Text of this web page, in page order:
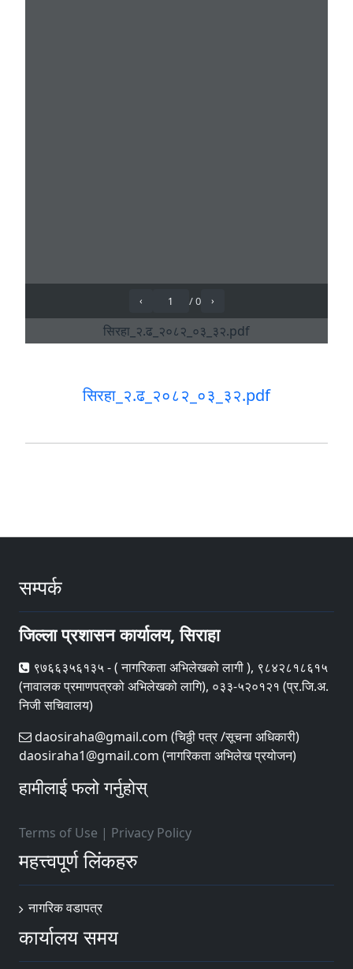
सिरहा_२.ढ_२०८२_०३_३२.pdf
सम्पर्क
जिल्ला प्रशासन कार्यालय, सिराहा
९७६६३५६१३५ - ( नागरिकता अभिलेखको लागी ), ९८४२८१८६१५
(नावालक प्रमाणपत्रको अभिलेखको लागि), ०३३-५२०१२१ (प्र.जि.अ.
निजी सचिवालय)
daosiraha@gmail.com (चिठ्ठी पत्र /सूचना अधिकारी)
daosiraha1@gmail.com (नागरिकता अभिलेख प्रयोजन)
हामीलाई फलो गर्नुहोस्
Terms of Use | Privacy Policy
महत्त्वपूर्ण लिंकहरु
नागरिक वडापत्र
कार्यालय समय